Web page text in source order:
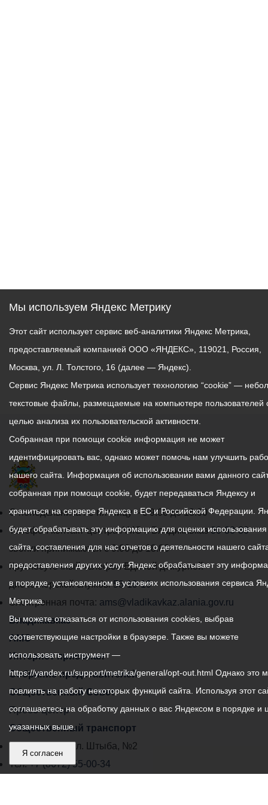
График
работы
администрации
местного
самоуправления
города
Владикавказ:
С понедельника по пятницу – с 9.00 до 18.00
Телефон контакт-центра АМС г. Владикавказ30-30-30
звонки принимаются с 9:00 до 18:00
Круглосуточный телефон Единой дежурной
диспетчерской службы53-19-19
Электронная почта: ams@vladikavkaz.alania.gov.ru
Владикавказ
АМС
Интернет приемная
Собрание представителей
Общественный Совет
Пресс-центр
Общественный транспорт
Владикавказ, пл. Штыба, №2
Тел:+7 (8672) 55-00-34
Мы используем Яндекс Метрику
Этот сайт использует сервис веб-аналитики Яндекс Метрика,
предоставляемый компанией ООО «ЯНДЕКС», 119021, Россия,
Москва, ул. Л. Толстого, 16 (далее — Яндекс).
Сервис Яндекс Метрика использует технологию “cookie” —
текстовые файлы, размещаемые на компьютере пользователей
целью анализа их пользовательской активности.
Собранная при помощи cookie информация не может
идентифицировать вас, однако может помочь нам улучшить
нашего сайта. Информация об использовании вами данного
собранная при помощи cookie, будет передаваться Яндексу и
храниться на сервере Яндекса в ЕС и Российской Федерации.
будет обрабатывать эту информацию для оценки
сайта, составления для нас отчетов о деятельности нашего
предоставления других услуг. Яндекс обрабатывает эту
в порядке, установленном в условиях использования сервиса
Метрика.
Вы можете отказаться от использования cookies, выбрав
соответствующие настройки в браузере. Также вы можете
использовать инструмент —
https://yandex.ru/support/metrika/general/opt-out.html Однако это
повлиять на работу некоторых функций сайта. Используя этот
соглашаетесь на обработку данных о вас Яндексом в порядке и
указанных выше.
Я согласен